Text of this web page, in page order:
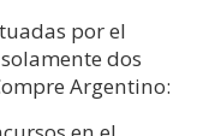
por el
dos
Argentino: